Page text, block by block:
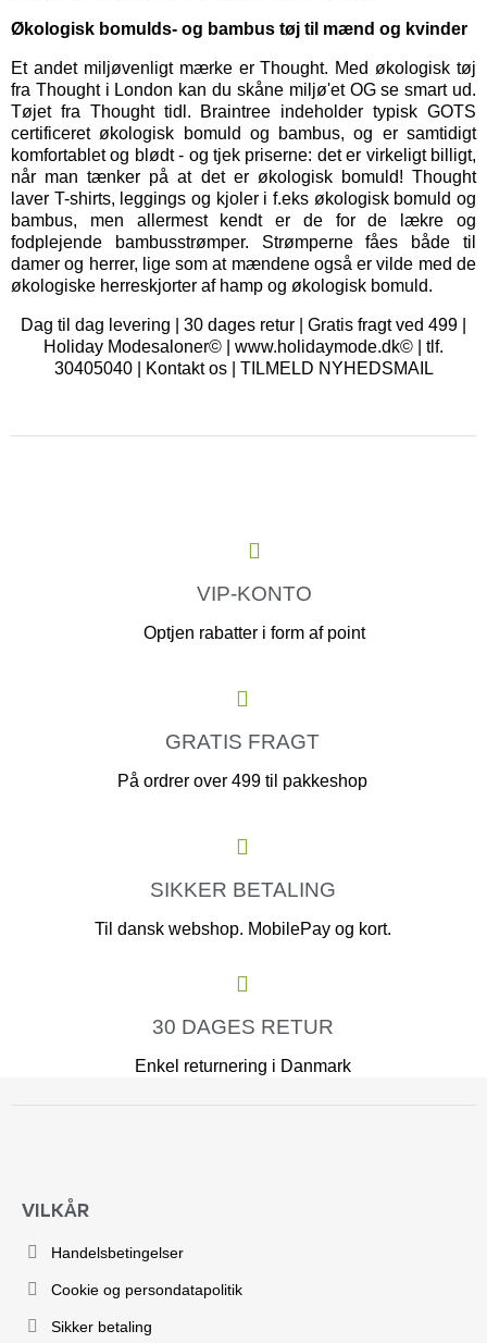
Økologisk bomulds- og bambus tøj til mænd og kvinder
Et andet miljøvenligt mærke erThought. Med økologisk tøj
fra Thought i London kan du skåne miljø'et OG se smart ud.
Tøjet fra Thought tidl. Braintree indeholder typisk GOTS
certificeret økologisk bomuld og bambus, og er samtidigt
komfortablet og blødt - og tjek priserne: det er virkeligt billigt,
når man tænker på at det er økologisk bomuld! Thought
laver T-shirts, leggings og kjoler i f.eks økologisk bomuld og
bambus, men allermest kendt er de for de lækre og
fodplejende bambusstrømper. Strømperne fåes både til
damer og herrer, lige som at mændene også er vilde med de
økologiske herreskjorter af hamp og økologisk bomuld.
Dag til dag levering | 30 dages retur | Gratis fragt ved 499 |
Holiday Modesaloner© | www.holidaymode.dk© | tlf.
30405040 |
Kontakt os| TILMELD NYHEDSMAIL
VIP-KONTO
Optjen rabatter i form af point
GRATIS FRAGT
På ordrer over 499 til pakkeshop
SIKKER BETALING
Til dansk webshop. MobilePay og kort.
30 DAGES RETUR
Enkel returnering i Danmark
VILKÅR
Handelsbetingelser
Cookie og persondatapolitik
Sikker betaling